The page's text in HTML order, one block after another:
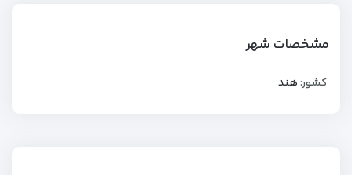
مشخصات شهر
کشور:هند